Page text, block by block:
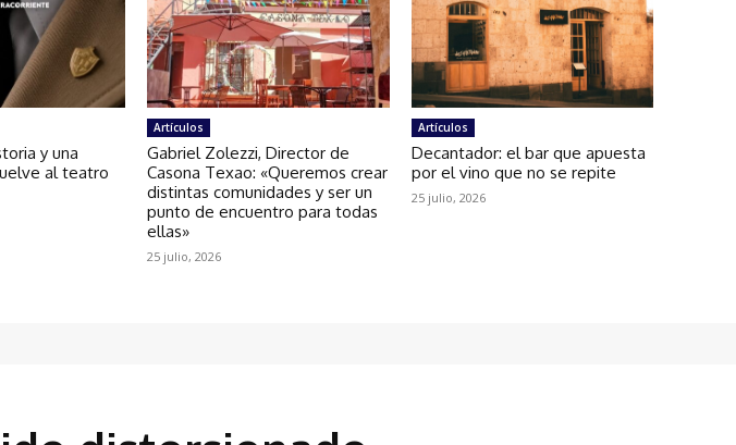
y una
al teatro
Artículos
Gabriel Zolezzi, Director de
Casona Texao: «Queremos crear
distintas comunidades y ser un
punto de encuentro para todas
ellas»
25 julio, 2026
Artículos
Decantador: el bar que apuesta
por el vino que no se repite
25 julio, 2026